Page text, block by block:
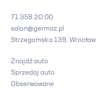
71 358 20 00
salon@germaz.pl
Strzegomska 139, Wrocław
Znajdź auto
Sprzedaj auto
Obserwowane